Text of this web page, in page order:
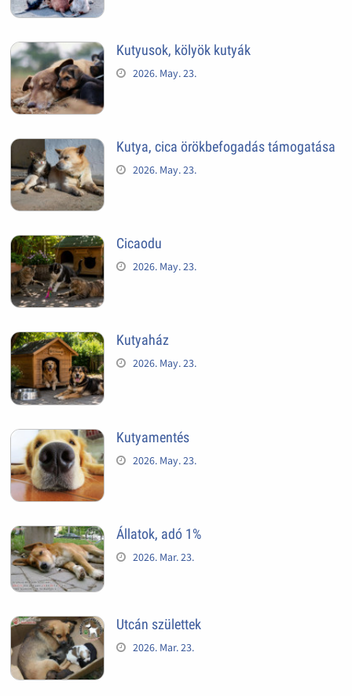
Kutyusok, kölyök kutyák
2026. May. 23.
Kutya, cica örökbefogadás támogatása
2026. May. 23.
Cicaodu
2026. May. 23.
Kutyaház
2026. May. 23.
Kutyamentés
2026. May. 23.
Állatok, adó 1%
2026. Mar. 23.
Utcán születtek
2026. Mar. 23.